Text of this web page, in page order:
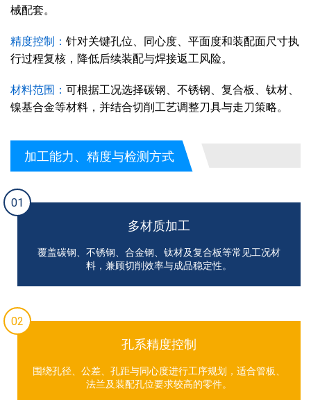
械配套。
精度控制： 针对关键孔位、同心度、平面度和装配面尺寸执
行过程复核，降低后续装配与焊接返工风险。
材料范围： 可根据工况选择碳钢、不锈钢、复合板、钛材、
镍基合金等材料，并结合切削工艺调整刀具与走刀策略。
加工能力、精度与检测方式
01
多材质加工
覆盖碳钢、不锈钢、合金钢、钛材及复合板等常见工况材
料，兼顾切削效率与成品稳定性。
02
孔系精度控制
围绕孔径、公差、孔距与同心度进行工序规划，适合管板、
法兰及装配孔位要求较高的零件。